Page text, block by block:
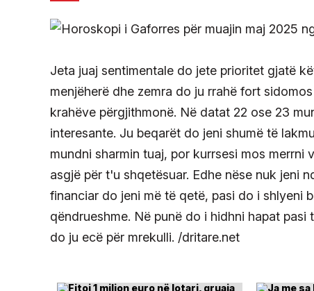
Jeta juaj sentimentale do jete prioritet gjatë
menjëherë dhe zemra do ju rrahë fort
krahëve përgjithmonë. Në datat 22 ose 23
interesante. Ju beqarët do jeni shumë të
mundni sharmin tuaj, por kurrsesi mos
asgjë për t'u shqetësuar. Edhe nëse nuk jeni
financiar do jeni më të qetë, pasi do i shlyeni
qëndrueshme. Në punë do i hidhni hapat
do ju ecë për mrekulli. /dritare.net